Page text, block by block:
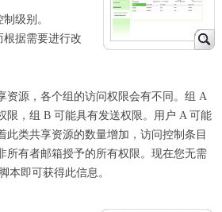
级别。
根据需要进行改
资源，各个组的访问权限会有不同。组 A
限，组 B 可能具有发送权限。用户 A 可能
此类共享资源的数量增加，访问控制条目
所有者邮箱授予的所有权限。现在您无需
本即可获得此信息。